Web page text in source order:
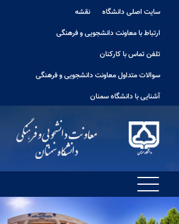
سایت اصلی دانشگاه
نقشه
ارتباط با معاونت دانشجویی و فرهنگی
تلفن تماس با کارکنان
سوالات متداول معاونت دانشجویی و فرهنگی
آشنایی با دانشگاه سمنان